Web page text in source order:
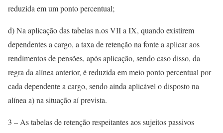
reduzida em um ponto percentual;
d) Na aplicação das tabelas n.os VII a IX, quando existirem
dependentes a cargo, a taxa de retenção na fonte a aplicar aos
rendimentos de pensões, após aplicação, sendo caso disso, da
regra da alínea anterior, é reduzida em meio ponto percentual por
cada dependente a cargo, sendo ainda aplicável o disposto na
alínea a) na situação aí prevista.
3 – As tabelas de retenção respeitantes aos sujeitos passivos